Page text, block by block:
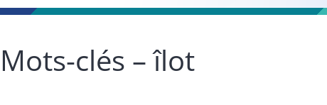
Mots-clés – îlot